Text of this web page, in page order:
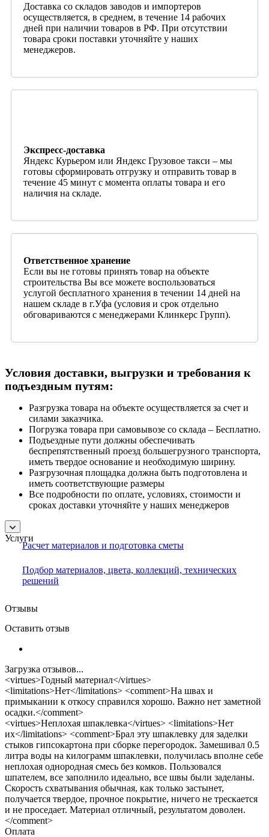
Доставка со складов заводов и импортеров
осуществляется, в среднем, в течение 14 рабочих
дней при наличии товаров в РФ. При отсутствии
товара сроки поставки уточняйте у наших
менеджеров.
Экспресс-доставка
Яндекс Курьером или Яндекс Грузовое такси – мы
готовы сформировать отгрузку и отправить товар в
течение 45 минут с момента оплаты товара и его
наличия на складе.
Ответственное хранение
Если вы не готовы принять товар на объекте
строительства Вы все можете воспользоваться
услугой бесплатного хранения в течении 14 дней на
нашем складе в г.Уфа (условия и срок отдельно
обговариваются с менеджерами Клинкерс Групп).
Условия доставки, выгрузки и требования к
подъездным путям:
Разгрузка товара на объекте осуществляется за счет и
силами заказчика.
Погрузка товара при самовывозе со склада – Бесплатно.
Подъездные пути должны обеспечивать
беспрепятственный проезд большегрузного транспорта,
иметь твердое основание и необходимую ширину.
Разгрузочная площадка должна быть подготовлена и
иметь соответствующие размеры
Все подробности по оплате, условиях, стоимости и
сроках доставки уточняйте у наших менеджеров
Услуги
Расчет материалов и подготовка сметы
Подбор материалов, цвета, коллекций, технических
решений
Отзывы
Оставить отзыв
Загрузка отзывов...
<virtues>Годный материал</virtues>
<limitations>Нет</limitations> <comment>На швах и
примыкании к откосу справился хорошо. Важно нет заметной
осадки.</comment>
<virtues>Неплохая шпаклевка</virtues> <limitations>Нет
их</limitations> <comment>Брал эту шпаклевку для заделки
стыков гипсокартона при сборке перегородок. Замешивал 0.5
литра воды на килограмм шпаклевки, получилась вполне себе
неплохая однородная смесь без комков. Пользовался
шпателем, все заполнило идеально, все швы были заделаны.
Скорость схватывания обычная, как только застынет,
получается твердое, прочное покрытие, ничего не трескается
и не проседает. Материал отличный, результатом доволен.
</comment>
Оплата